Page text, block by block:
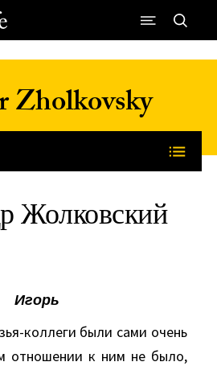
Zholkovsky
Жолковский
Игорь
коллеги были сами очень
отношении к ним не было,